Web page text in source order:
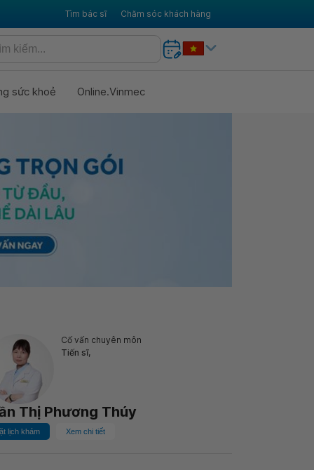
Tìm bác sĩ Chăm sóc khách hàng
sức khoẻ Online.Vinmec
Cố vấn chuyên môn
Tiến sĩ,
Thị Phương Thúy
lịch khám Xem chi tiết